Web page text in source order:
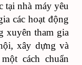
tại nhà máy yêu
các hoạt động
xuyên tham gia
xây dựng và
cách chuẩn